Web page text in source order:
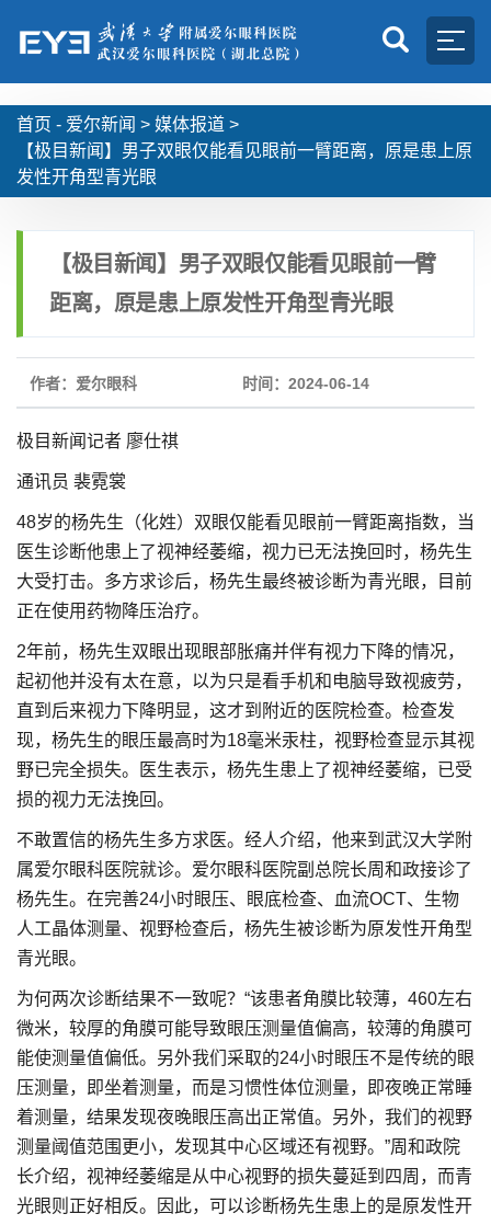
首页 - 爱尔新闻 > 媒体报道 >
【极目新闻】男子双眼仅能看见眼前一臂距离，原是患上原
发性开角型青光眼
【极目新闻】男子双眼仅能看见眼前一臂
距离，原是患上原发性开角型青光眼
作者：爱尔眼科 时间：2024-06-14
极目新闻记者 廖仕祺
通讯员 裴霓裳
48岁的杨先生（化姓）双眼仅能看见眼前一臂距离指数，当
医生诊断他患上了视神经萎缩，视力已无法挽回时，杨先生
大受打击。多方求诊后，杨先生最终被诊断为青光眼，目前
正在使用药物降压治疗。
2年前，杨先生双眼出现眼部胀痛并伴有视力下降的情况，
起初他并没有太在意，以为只是看手机和电脑导致视疲劳，
直到后来视力下降明显，这才到附近的医院检查。检查发
现，杨先生的眼压最高时为18毫米汞柱，视野检查显示其视
野已完全损失。医生表示，杨先生患上了视神经萎缩，已受
损的视力无法挽回。
不敢置信的杨先生多方求医。经人介绍，他来到武汉大学附
属爱尔眼科医院就诊。爱尔眼科医院副总院长周和政接诊了
杨先生。在完善24小时眼压、眼底检查、血流OCT、生物
人工晶体测量、视野检查后，杨先生被诊断为原发性开角型
青光眼。
为何两次诊断结果不一致呢？“该患者角膜比较薄，460左右
微米，较厚的角膜可能导致眼压测量值偏高，较薄的角膜可
能使测量值偏低。另外我们采取的24小时眼压不是传统的眼
压测量，即坐着测量，而是习惯性体位测量，即夜晚正常睡
着测量，结果发现夜晚眼压高出正常值。另外，我们的视野
测量阈值范围更小，发现其中心区域还有视野。”周和政院
长介绍，视神经萎缩是从中心视野的损失蔓延到四周，而青
光眼则正好相反。因此，可以诊断杨先生患上的是原发性开